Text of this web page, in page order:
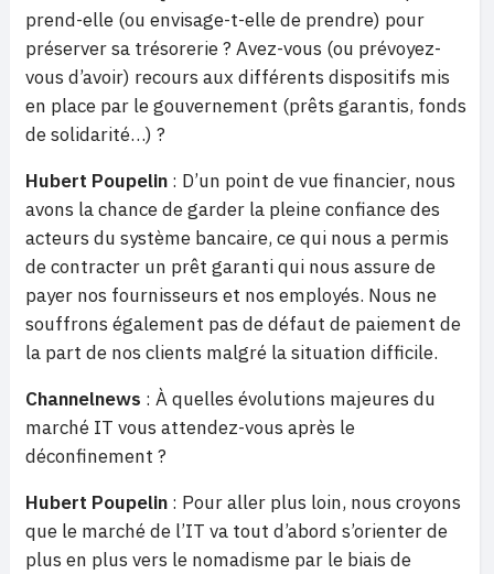
prend-elle (ou envisage-t-elle de prendre) pour
préserver sa trésorerie ? Avez-vous (ou prévoyez-
vous d’avoir) recours aux différents dispositifs mis
en place par le gouvernement (prêts garantis, fonds
de solidarité…) ?
Hubert Poupelin : D’un point de vue financier, nous
avons la chance de garder la pleine confiance des
acteurs du système bancaire, ce qui nous a permis
de contracter un prêt garanti qui nous assure de
payer nos fournisseurs et nos employés. Nous ne
souffrons également pas de défaut de paiement de
la part de nos clients malgré la situation difficile.
Channelnews : À quelles évolutions majeures du
marché IT vous attendez-vous après le
déconfinement ?
Hubert Poupelin : Pour aller plus loin, nous croyons
que le marché de l’IT va tout d’abord s’orienter de
plus en plus vers le nomadisme par le biais de